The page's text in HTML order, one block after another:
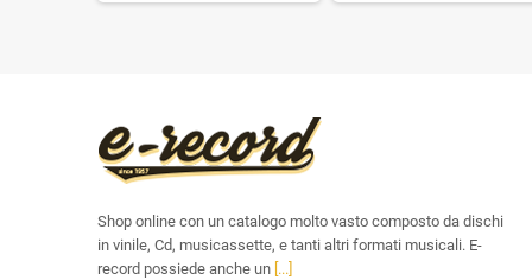
Shop online con un catalogo molto vasto composto da dischi
in vinile, Cd, musicassette, e tanti altri formati musicali. E-
record possiede anche un [...]